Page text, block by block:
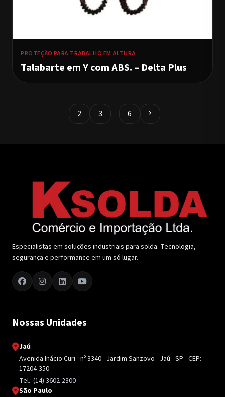
PROTEÇÃO PARA TRABALHO EM ALTURA
Talabarte em Y com ABS. – Delta Plus
1 2 3 6 chevron_right
Especialistas em soluções industriais para solda. Tecnologia,
segurança e performance em um só lugar.
Nossas Unidades
Jaú
Avenida Inácio Curi - nº 3340 - Jardim Sanzovo - Jaú - SP - CEP:
17204-350
Tel.: (14) 3602-2300
São Paulo